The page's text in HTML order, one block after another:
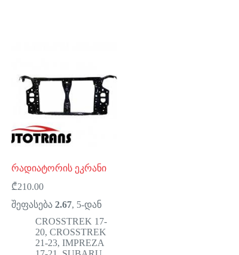
რადიატორის ეკრანი
₾210.00
შეფასება2.67, 5-დან
CROSSTREK 17-
20,CROSSTREK
21-23,IMPREZA